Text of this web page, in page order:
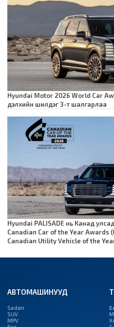
Hyundai Motor 2026 World Car
дэлхийн шилдэг 3-т шалгарлаа
Hyundai PALISADE нь Канад
Canadian Car of the Year Awards
Canadian Utility Vehicle of the
АВТОМАШИНУУД
Sedan
SUV
MPV